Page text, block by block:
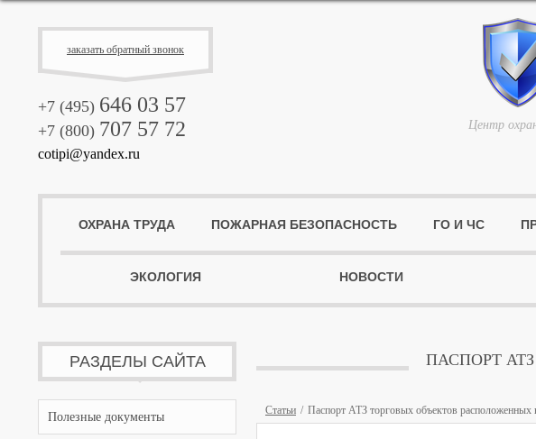
заказать обратный звонок
+7 (495) 646 03 57
+7 (800) 707 57 72
cotipi@yandex.ru
Центр
ОХРАНА ТРУДА ПОЖАРНАЯ БЕЗОПАСНОСТЬ ГО И ЧС
ЭКОЛОГИЯ НОВОСТИ
РАЗДЕЛЫ САЙТА
Полезные документы
ПАСПОРТ
Статьи Паспорт АТЗ торговых объектов расположенных